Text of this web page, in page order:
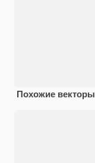
Похожие векторы